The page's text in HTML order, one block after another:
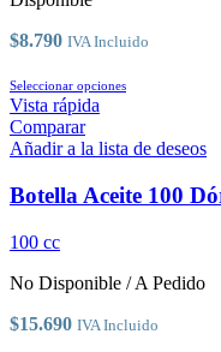
la
de
$8.790 IVA Incluido
Seleccionar opcionesEste
múltiples
Las
opciones
elegir
la
Vista rápida
Comparar
Añadir a la lista de deseos
Botella Aceite 100
100 cc
No Disponible / A Pedido
$15.690 IVA Incluido